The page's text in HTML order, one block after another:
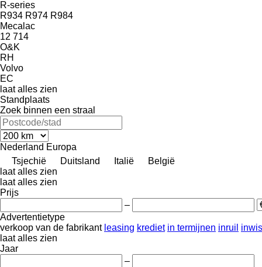
R-series
R934 R974 R984
Mecalac
12 714
O&K
RH
Volvo
EC
laat alles zien
Standplaats
Zoek binnen een straal
Nederland Europa
Tsjechië
Duitsland Italië
België
laat alles zien
laat alles zien
Prijs
–
Advertentietype
verkoop van de fabrikant leasing krediet in termijnen inruil
laat alles zien
Jaar
–